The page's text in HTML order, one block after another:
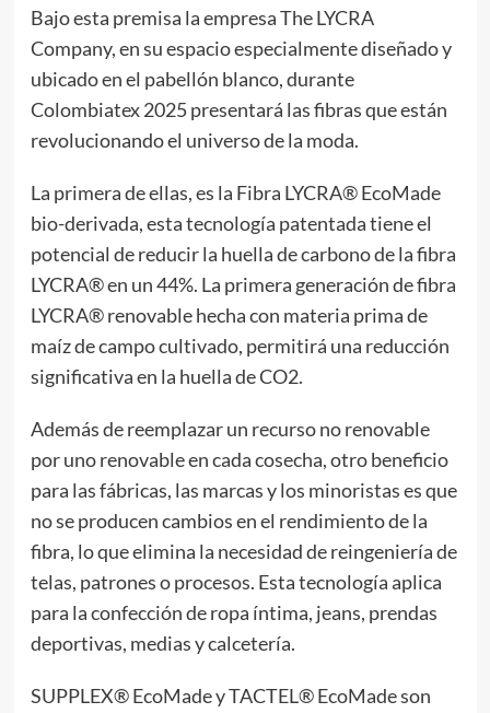
Bajo esta premisa la empresa The LYCRA
Company, en su espacio especialmente diseñado y
ubicado en el pabellón blanco, durante
Colombiatex 2025 presentará las fibras que están
revolucionando el universo de la moda.
La primera de ellas, es la Fibra LYCRA® EcoMade
bio-derivada, esta tecnología patentada tiene el
potencial de reducir la huella de carbono de la fibra
LYCRA® en un 44%. La primera generación de fibra
LYCRA® renovable hecha con materia prima de
maíz de campo cultivado, permitirá una reducción
significativa en la huella de CO2.
Además de reemplazar un recurso no renovable
por uno renovable en cada cosecha, otro beneficio
para las fábricas, las marcas y los minoristas es que
no se producen cambios en el rendimiento de la
fibra, lo que elimina la necesidad de reingeniería de
telas, patrones o procesos. Esta tecnología aplica
para la confección de ropa íntima, jeans, prendas
deportivas, medias y calcetería.
SUPPLEX® EcoMade y TACTEL® EcoMade son